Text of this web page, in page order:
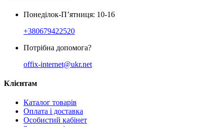
Понеділок-П’ятниця: 10-16
+380679422520
Потрібна допомога?
offix-internet@ukr.net
Клієнтам
Каталог товарів
Оплата і доставка
Особистий кабінет